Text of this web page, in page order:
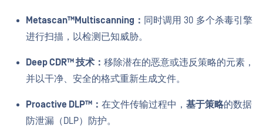
Metascan™Multiscanning： 同时调用 30 多个杀毒引擎
进行扫描，以检测已知威胁。
Deep CDR™ 技术： 移除潜在的恶意或违反策略的元素，
并以干净、安全的格式重新生成文件。
Proactive DLP™： 在文件传输过程中， 基于策略的数据
防泄漏（DLP）防护。